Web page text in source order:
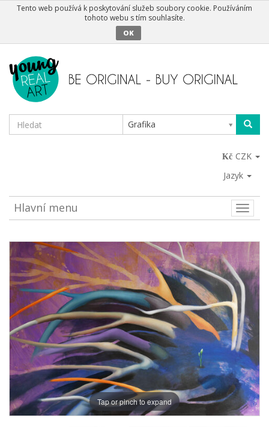
Tento web používá k poskytování služeb soubory cookie. Používáním
tohoto webu s tím souhlasíte.
OK
Grafika
CZK
Jazyk
Toggle
Hlavní menu
Tap or pinch to expand